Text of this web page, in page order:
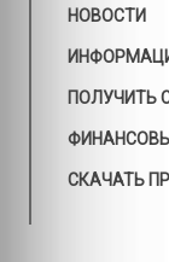
НОВОСТИ
ПОЛУЧИТЬ
СКАЧАТЬ